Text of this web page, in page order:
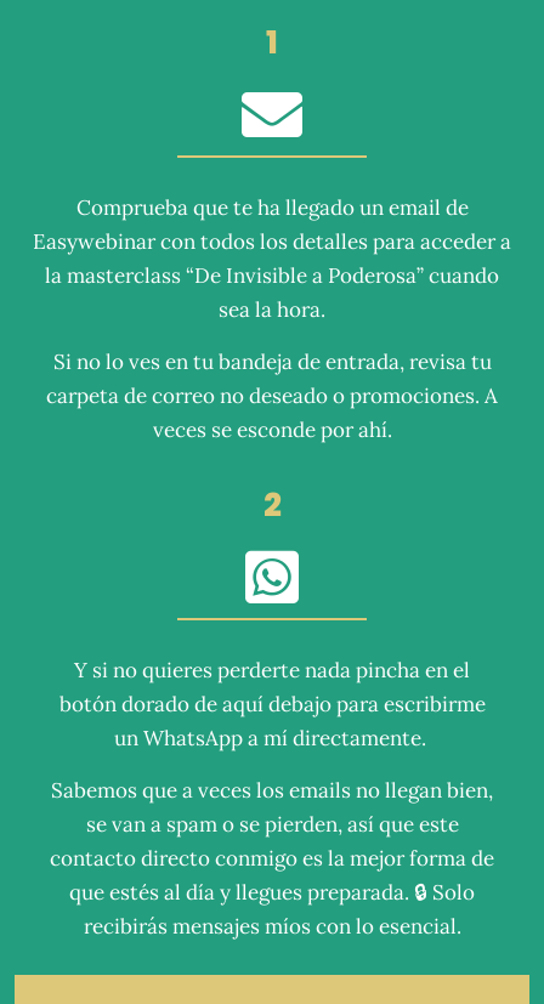
1
Comprueba que te ha llegado un email de
Easywebinar con todos los detalles para acceder a
la masterclass “De Invisible a Poderosa” cuando
sea la hora.
Si no lo ves en tu bandeja de entrada, revisa tu
carpeta de correo no deseado o promociones. A
veces se esconde por ahí.
2
Y si no quieres perderte nada pincha en el
botón dorado de aquí debajo para escribirme
un WhatsApp a mí directamente.
Sabemos que a veces los emails no llegan bien,
se van a spam o se pierden, así que este
contacto directo conmigo es la mejor forma de
que estés al día y llegues preparada. 🔒 Solo
recibirás mensajes míos con lo esencial.